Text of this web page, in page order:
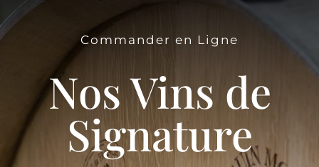
Le Domaine
Œnotourisme
Acheter en ligne
Actualités
Commander en Ligne
Nos Vins de
Signature